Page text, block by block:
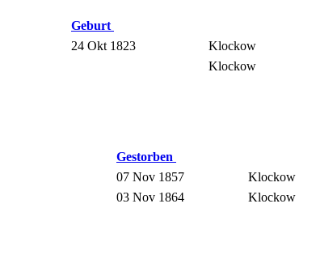
Geburt
24 Okt 1823 Klockow
Klockow
Gestorben
07 Nov 1857 Klockow
03 Nov 1864 Klockow